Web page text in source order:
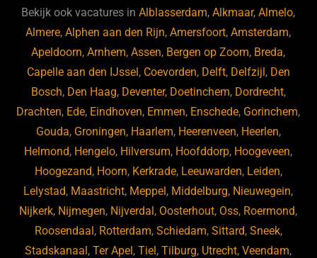
b
o
o
k
ky dI
n
Bekijk ook vacatures inAlblasserdam,Alkmaar,Almelo,
Almere,Alphen aan den Rijn,Amersfoort,Amsterdam,
Apeldoorn,Arnhem,Assen, Bergen op Zoom, Breda,
Capelle aan den IJssel , Coevorden, Delft, Delfzijl , Den
Bosch, Den Haag, Deventer, Doetinchem, Dordrecht,
Drachten, Ede, Eindhoven, Emmen, Enschede, Gorinchem,
Gouda, Groningen, Haarlem, Heerenveen, Heerlen,
Helmond, Hengelo, Hilversum, Hoofddorp, Hoogeveen,
Hoogezand, Hoorn, Kerkrade, Leeuwarden, Leiden,
Lelystad, Maastricht, Meppel , Middelburg, Nieuwegein,
Nijkerk, Nijmegen, Nijverdal , Oosterhout, Oss, Roermond,
Roosendaal , Rotterdam, Schiedam, Sittard, Sneek,
Stadskanaal ,Ter Apel ,Tiel ,Tilburg, Utrecht,Veendam,